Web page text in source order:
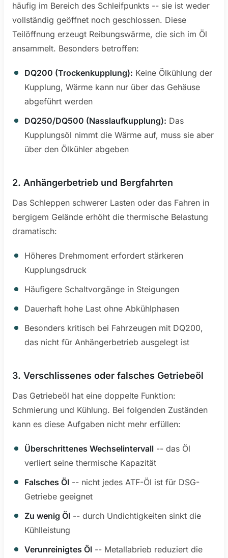
häufig im Bereich des Schleifpunkts -- sie ist weder
vollständig geöffnet noch geschlossen. Diese
Teilöffnung erzeugt Reibungswärme, die sich im Öl
ansammelt. Besonders betroffen:
DQ200 (Trockenkupplung): Keine Ölkühlung der
Kupplung, Wärme kann nur über das Gehäuse
abgeführt werden
DQ250/DQ500 (Nasslaufkupplung): Das
Kupplungsöl nimmt die Wärme auf, muss sie aber
über den Ölkühler abgeben
2. Anhängerbetrieb und Bergfahrten
Das Schleppen schwerer Lasten oder das Fahren in
bergigem Gelände erhöht die thermische Belastung
dramatisch:
Höheres Drehmoment erfordert stärkeren
Kupplungsdruck
Häufigere Schaltvorgänge in Steigungen
Dauerhaft hohe Last ohne Abkühlphasen
Besonders kritisch bei Fahrzeugen mit DQ200,
das nicht für Anhängerbetrieb ausgelegt ist
3. Verschlissenes oder falsches Getriebeöl
Das Getriebeöl hat eine doppelte Funktion:
Schmierung und Kühlung. Bei folgenden Zuständen
kann es diese Aufgaben nicht mehr erfüllen:
Überschrittenes Wechselintervall -- das Öl
verliert seine thermische Kapazität
Falsches Öl -- nicht jedes ATF-Öl ist für DSG-
Getriebe geeignet
Zu wenig Öl -- durch Undichtigkeiten sinkt die
Kühlleistung
Verunreinigtes Öl -- Metallabrieb reduziert die